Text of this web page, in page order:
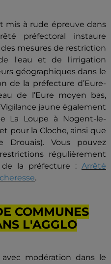
mis à rude épreuve dans
préfectoral instaure
mesures de restriction
l'eau et de l'irrigation
géographiques dans le
de la préfecture d’Eure-
de l’Eure moyen bas,
jaune également
La Loupe à Nogent-le-
pour la Cloche, ainsi que
Vous pouvez
régulièrement
la préfecture : Arrêté
.
COMMUNES
L'AGGLO
modération dans le